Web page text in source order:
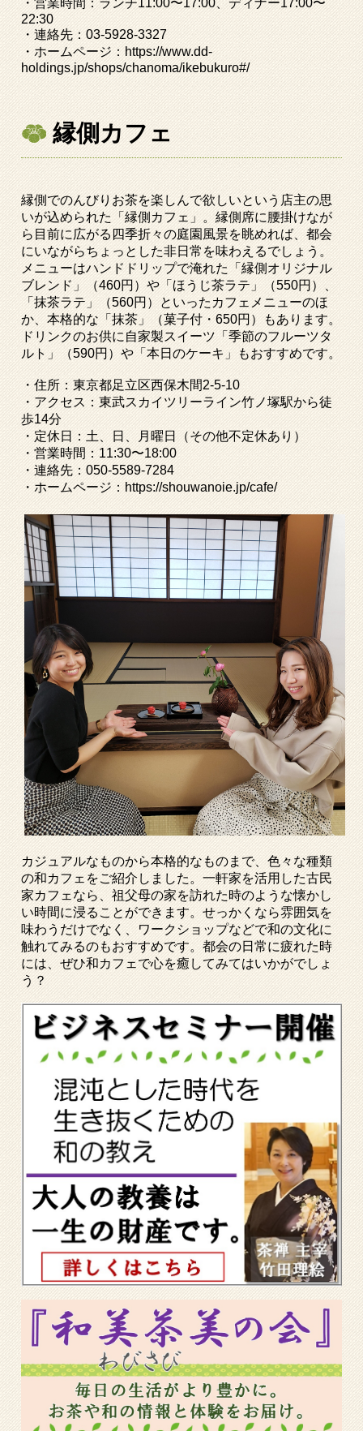
・営業時間：ランチ11:00〜17:00、ディナー17:00〜
22:30
・連絡先：03-5928-3327
・ホームページ： https://www.dd-
holdings.jp/shops/chanoma/ikebukuro#/
縁側カフェ
縁側でのんびりお茶を楽しんで欲しいという店主の思
いが込められた「縁側カフェ」。縁側席に腰掛けなが
ら目前に広がる四季折々の庭園風景を眺めれば、都会
にいながらちょっとした非日常を味わえるでしょう。
メニューはハンドドリップで淹れた「縁側オリジナル
ブレンド」（460円）や「ほうじ茶ラテ」（550円）、
「抹茶ラテ」（560円）といったカフェメニューのほ
か、本格的な「抹茶」（菓子付・650円）もあります。
ドリンクのお供に自家製スイーツ「季節のフルーツタ
ルト」（590円）や「本日のケーキ」もおすすめです。
・住所：東京都足立区西保木間2-5-10
・アクセス：東武スカイツリーライン竹ノ塚駅から徒
歩14分
・定休日：土、日、月曜日（その他不定休あり）
・営業時間： 11:30〜18:00
・連絡先：050-5589-7284
・ホームページ： https://shouwanoie.jp/cafe/
カジュアルなものから本格的なものまで、色々な種類
の和カフェをご紹介しました。一軒家を活用した古民
家カフェなら、祖父母の家を訪れた時のような懐かし
い時間に浸ることができます。せっかくなら雰囲気を
味わうだけでなく、ワークショップなどで和の文化に
触れてみるのもおすすめです。都会の日常に疲れた時
には、ぜひ和カフェで心を癒してみてはいかがでしょ
う？